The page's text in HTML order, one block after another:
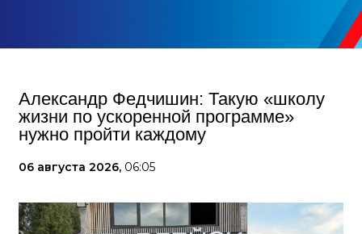
Александр Федчишин: Такую «школу
жизни по ускоренной программе»
нужно пройти каждому
06 августа 2026, 06:05